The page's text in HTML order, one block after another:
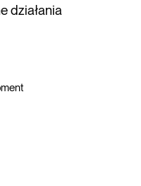
działania